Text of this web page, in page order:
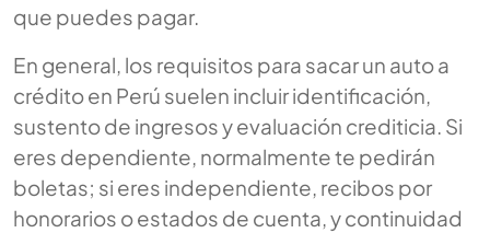
que puedes pagar.
En general, los requisitos para sacar un auto a
crédito en Perú suelen incluir identificación,
sustento de ingresos y evaluación crediticia. Si
eres dependiente, normalmente te pedirán
boletas; si eres independiente, recibos por
honorarios o estados de cuenta, y continuidad